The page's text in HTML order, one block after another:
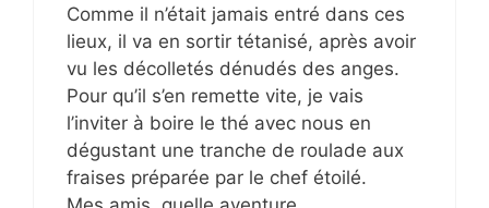
Comme il n’était jamais entré dans ces
lieux, il va en sortir tétanisé, après avoir
vu les décolletés dénudés des anges.
Pour qu’il s’en remette vite, je vais
l’inviter à boire le thé avec nous en
dégustant une tranche de roulade aux
fraises préparée par le chef étoilé.